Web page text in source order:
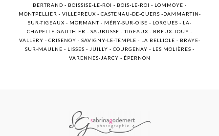
BERTRAND - BOISSISE-LE-ROI - BOIS-LE-ROI - LOMMOYE -
MONTPELLIER - VILLEPREUX - CASTENAU-DE-GUERS -DAMMARTIN-
SUR-TIGEAUX - MORMANT - MÉRY-SUR-OISE - LORGUES - LA-
CHAPELLE-GAUTHIER - SAUBUSSE - TIGEAUX - BREUX-JOUY -
VALLERY - CRISENOY - SAVIGNY-LE-TEMPLE - LA BELLIOLE - BRAYE-
SUR-MAULNE - LISSES - JUILLY - COURGENAY - LES MOLIÈRES -
VARENNES-JARCY - ÉPERNON